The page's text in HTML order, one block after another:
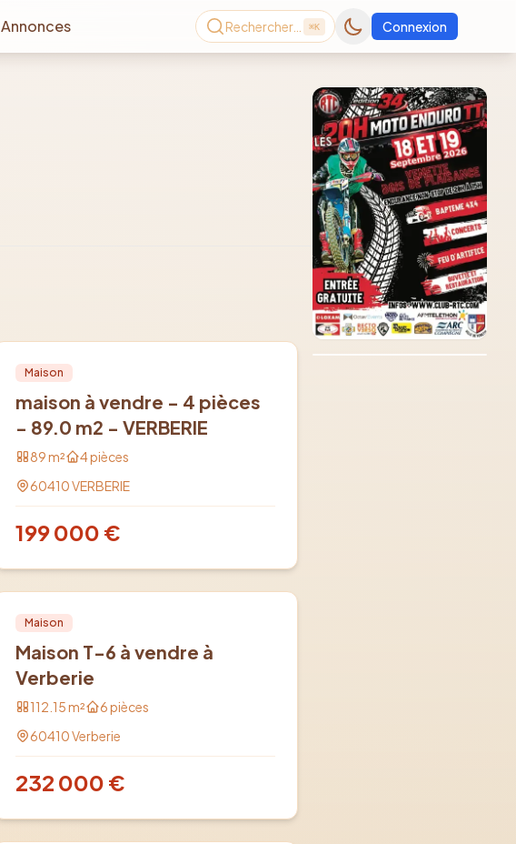
Annonces Rechercher… ⌘K Connexion
Vente PRO
Maison
maison à vendre - 4 pièces
- 89.0 m2 - VERBERIE
89m² 4pièces
60410VERBERIE
199 000 €
Vente PRO
Maison
Maison T-6 à vendre à
Verberie
112.15m² 6pièces
60410Verberie
232 000 €
Consultez le dernier
magazine en ligne
Août2026